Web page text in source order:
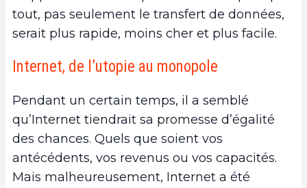
tout, pas seulement le transfert de données,
serait plus rapide, moins cher et plus facile.
Internet, de l’utopie au monopole
Pendant un certain temps, il a semblé
qu’Internet tiendrait sa promesse d’égalité
des chances. Quels que soient vos
antécédents, vos revenus ou vos capacités.
Mais malheureusement, Internet a été